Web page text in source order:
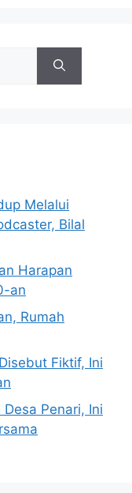
Melalui
Bilal
Harapan
an
Rumah
Fiktif, Ini
Penari, Ini